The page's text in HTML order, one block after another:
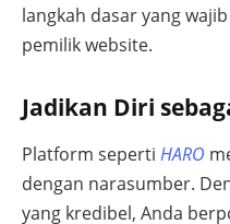
langkah dasar yang
pemilik website.
Jadikan Diri
Platform seperti HARO
dengan narasumber.
yang kredibel, Anda